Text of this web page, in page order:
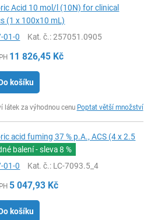
Acid 10 mol/l (10N) for clinical
(1 x 100x10 mL)
01-0 Kat. č.: 257051.0905
11 826,45 Kč
košíku
látek za výhodnou cenu Poptat větší množství
acid fuming 37 % p.A., ACS (4 x 2.5
balení - sleva8 %
01-0 Kat. č.: LC-7093.5_4
5 047,93 Kč
košíku